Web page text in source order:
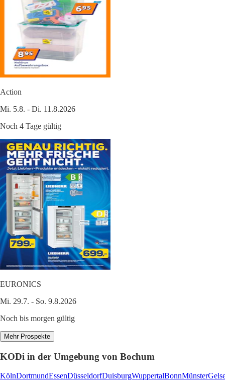
Action
Mi. 5.8. - Di. 11.8.2026
Noch 4 Tage gültig
EURONICS
Mi. 29.7. - So. 9.8.2026
Noch bis morgen gültig
Mehr Prospekte
KODi in der Umgebung von Bochum
KölnDortmundEssenDüsseldorfDuisburgWuppertalBonnMünster